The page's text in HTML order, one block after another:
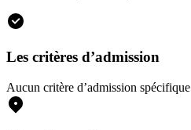
Les critères d’admission
Aucun critère d’admission spécifique